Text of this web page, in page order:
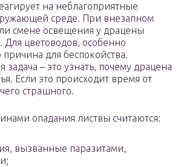
на неблагоприятные
среде. При внезапном
смене освещения у драцены
Для цветоводов, особенно
для беспокойства.
задача – это узнать, почему драцена
Если это происходит время от
страшного.
опадания листвы считаются:
вызванные паразитами,